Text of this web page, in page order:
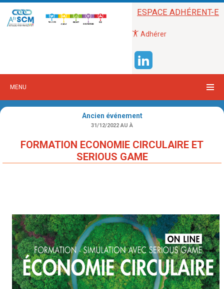
ESPACE ADHÉRENT-E
Adhérer
MENU
Ancien événement
31/12/2022AU À
FORMATION ECONOMIE CIRCULAIRE ET
SERIOUS GAME